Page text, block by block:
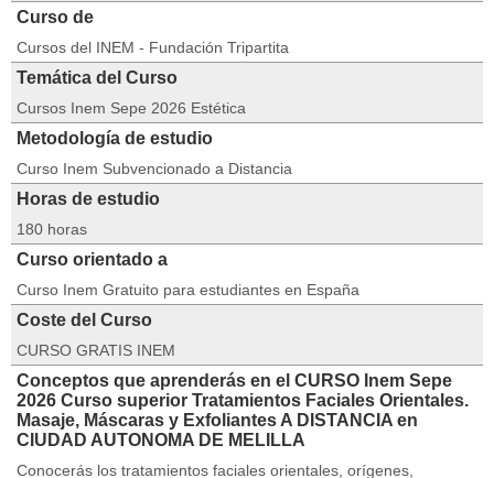
Curso de
Cursos del INEM - Fundación Tripartita
Temática del Curso
Cursos Inem Sepe 2026 Estética
Metodología de estudio
Curso Inem Subvencionado a Distancia
Horas de estudio
180 horas
Curso orientado a
Curso Inem Gratuito para estudiantes en España
Coste del Curso
CURSO GRATIS INEM
Conceptos que aprenderás en el CURSO Inem Sepe
2026 Curso superior Tratamientos Faciales Orientales.
Masaje, Máscaras y Exfoliantes A DISTANCIA en
CIUDAD AUTONOMA DE MELILLA
Conocerás los tratamientos faciales orientales, orígenes,